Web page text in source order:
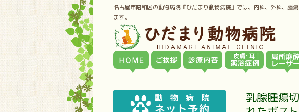
名古屋市昭和区の動物病院『ひだまり動物病院』では、内科、外科、腫
ます。
乳腺腫瘍